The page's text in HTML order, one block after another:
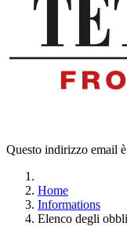
Questo indirizzo email
Home
Informations
Elenco degli